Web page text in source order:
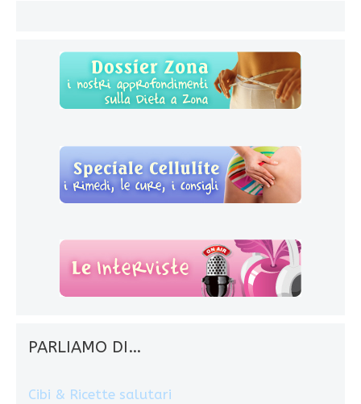
PARLIAMO DI…
Cibi & Ricette salutari